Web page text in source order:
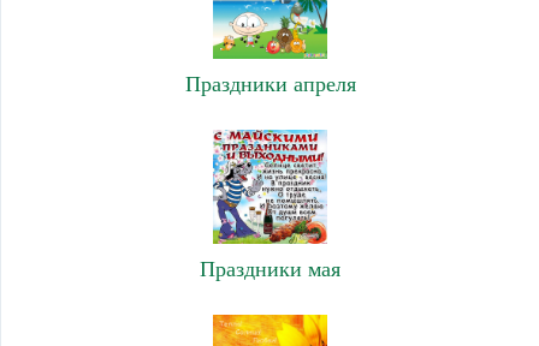
Праздники апреля
Праздники мая